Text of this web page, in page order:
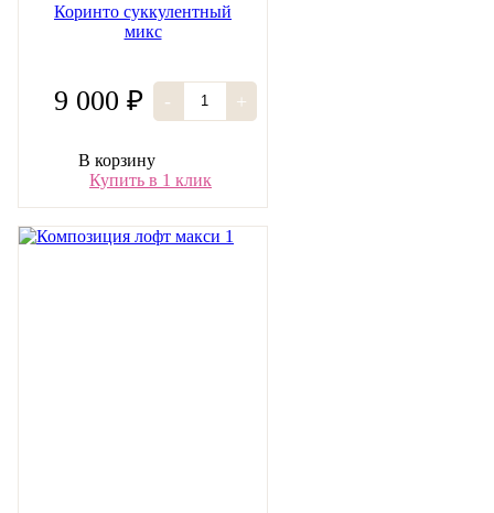
Коринто суккулентный
микс
9 000 ₽ - +
В корзину
Купить в 1 клик